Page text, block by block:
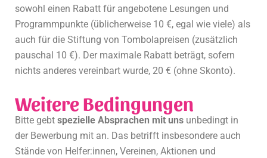
sowohl einen Rabatt für angebotene Lesungen und
Programmpunkte (üblicherweise 10 €, egal wie viele) als
auch für die Stiftung von Tombolapreisen (zusätzlich
pauschal 10 €). Der maximale Rabatt beträgt, sofern
nichts anderes vereinbart wurde, 20 € (ohne Skonto).
Weitere Bedingungen
Bitte gebt spezielle Absprachen mit uns unbedingt in
der Bewerbung mit an. Das betrifft insbesondere auch
Stände von Helfer:innen, Vereinen, Aktionen und